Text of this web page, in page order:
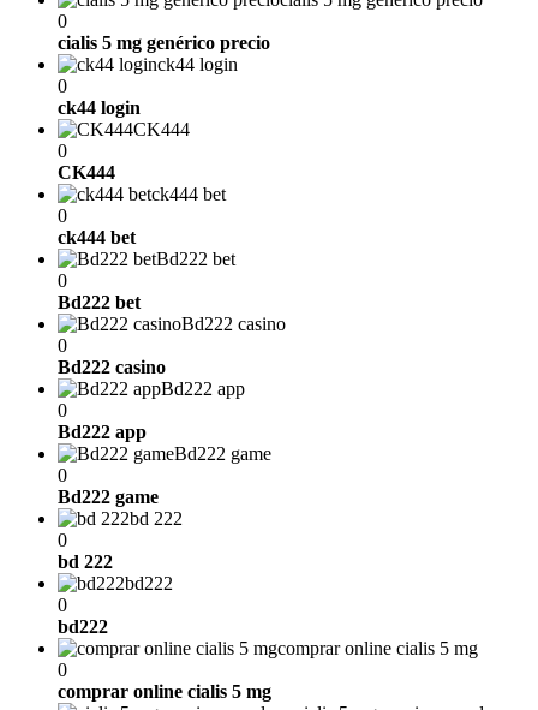
0
cialis 5 mg genérico precio
ck44 login
0
ck44 login
CK444
0
CK444
ck444 bet
0
ck444 bet
Bd222 bet
0
Bd222 bet
Bd222 casino
0
Bd222 casino
Bd222 app
0
Bd222 app
Bd222 game
0
Bd222 game
bd 222
0
bd 222
bd222
0
bd222
comprar online cialis 5 mg
0
comprar online cialis 5 mg